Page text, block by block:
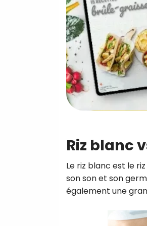
Riz blanc
Le riz blanc est le
son son et son
également une